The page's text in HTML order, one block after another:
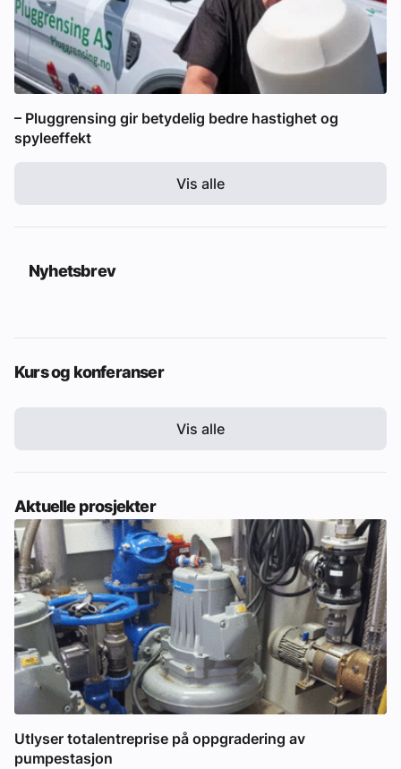
– Pluggrensing gir betydelig bedre hastighet og
spyleeffekt
Vis alle
Nyhetsbrev
Kurs og konferanser
Vis alle
Aktuelle prosjekter
Utlyser totalentreprise på oppgradering av
pumpestasjon